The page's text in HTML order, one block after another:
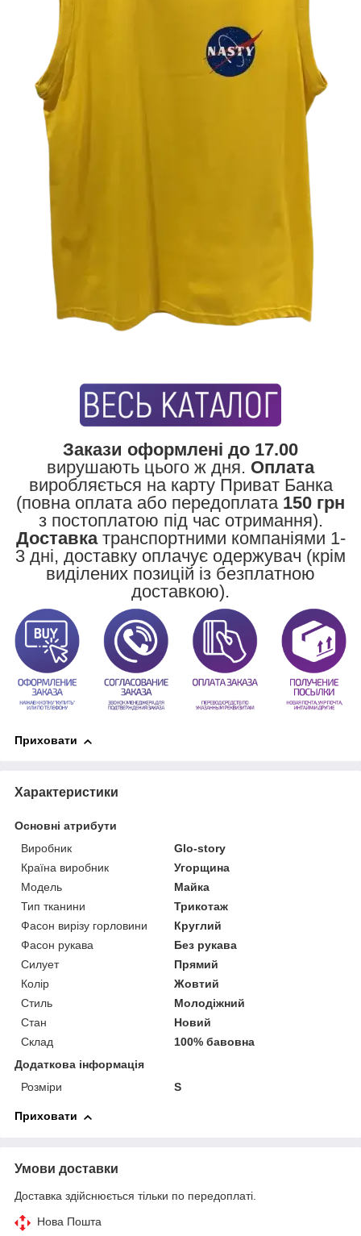
Закази оформлені до 17.00
вирушають цього ж дня. Оплата
виробляється на карту Приват Банка
(повна оплата або передоплата 150 грн
з постоплатою під час отримання).
Доставкатранспортними компаніями 1-
3 дні, доставку оплачує одержувач (крім
виділених позицій із безплатною
доставкою).
Приховати
Характеристики
Основні атрибути
Виробник
Glo-story
Країна виробник
Угорщина
Модель
Майка
Тип тканини
Трикотаж
Фасон вирізу горловини
Круглий
Фасон рукава
Без рукава
Силует
Прямий
Колір
Жовтий
Стиль
Молодіжний
Стан
Новий
Склад
100% бавовна
Додаткова інформація
Розміри
S
Приховати
Умови доставки
Доставка здійснюється тільки по передоплаті.
Нова Пошта